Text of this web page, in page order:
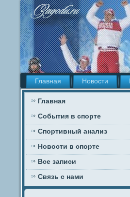
Главная Новости
Главная
События в спорте
Спортивный анализ
Новости в спорте
Все записи
Связь с нами